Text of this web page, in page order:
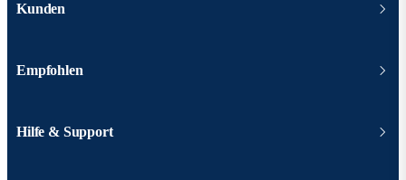
Kunden
Empfohlen
Hilfe & Support